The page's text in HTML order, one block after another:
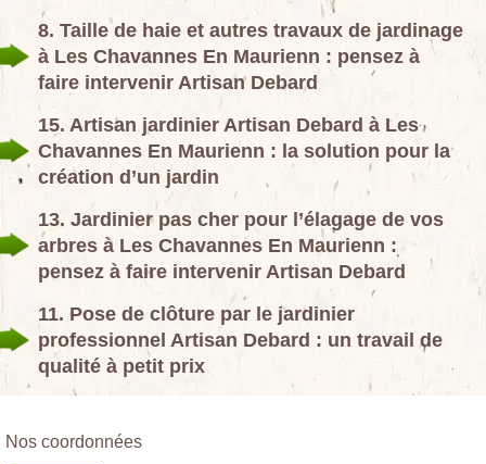
8. Taille de haie et autres travaux de jardinage
à Les Chavannes En Maurienn : pensez à
faire intervenir Artisan Debard
15. Artisan jardinier Artisan Debard à Les
Chavannes En Maurienn : la solution pour la
création d’un jardin
13. Jardinier pas cher pour l’élagage de vos
arbres à Les Chavannes En Maurienn :
pensez à faire intervenir Artisan Debard
11. Pose de clôture par le jardinier
professionnel Artisan Debard : un travail de
qualité à petit prix
Nos coordonnées